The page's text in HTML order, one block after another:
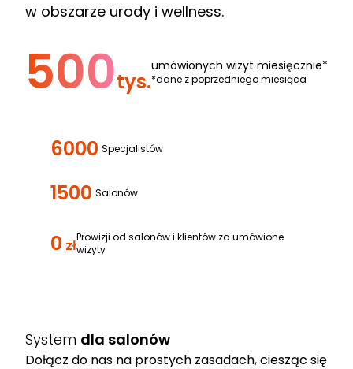
w obszarze urody i wellness.
500tys.
umówionych wizyt miesięcznie*
*dane z poprzedniego miesiąca
6000 Specjalistów
1500 Salonów
0 złProwizji od salonów i klientów za umówione
wizyty
System dla salonów
Dołącz do nas na prostych zasadach, ciesząc się